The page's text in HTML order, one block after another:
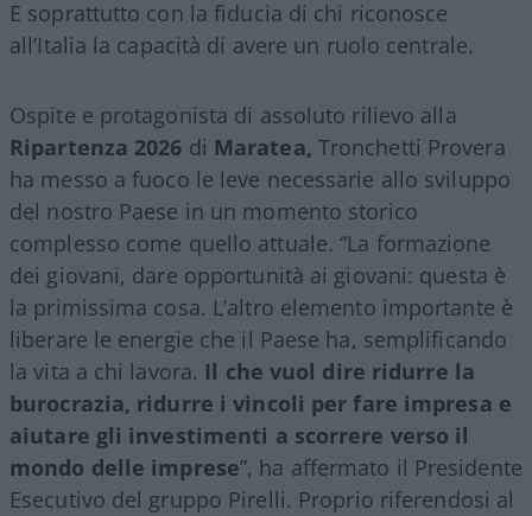
E soprattutto con la fiducia di chi riconosce
all’Italia la capacità di avere un ruolo centrale.
Ospite e protagonista di assoluto rilievo alla
Ripartenza 2026 di Maratea, Tronchetti Provera
ha messo a fuoco le leve necessarie allo sviluppo
del nostro Paese in un momento storico
complesso come quello attuale. “La formazione
dei giovani, dare opportunità ai giovani: questa è
la primissima cosa. L’altro elemento importante è
liberare le energie che il Paese ha, semplificando
la vita a chi lavora. Il che vuol dire ridurre la
burocrazia, ridurre i vincoli per fare impresa e
aiutare gli investimenti a scorrere verso il
mondo delle imprese”, ha affermato il Presidente
Esecutivo del gruppo Pirelli. Proprio riferendosi al